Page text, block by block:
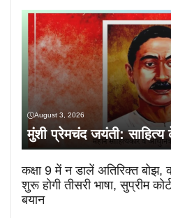
August 3, 2026
मुंशी प्रेमचंद जयंती:
कक्षा 9 में न डालें अतिरिक्त बोझ,
शुरू होगी तीसरी भाषा, सुप्रीम
बयान